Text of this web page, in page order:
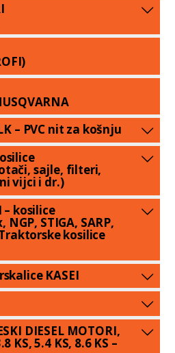
– PVC nit za košnju
sajle, filteri,
vijci i dr.)
– kosilice
STIGA, SARP,
kosilice
KASEI
DIESEL MOTORI,
KS, 5.4 KS, 8.6 KS –